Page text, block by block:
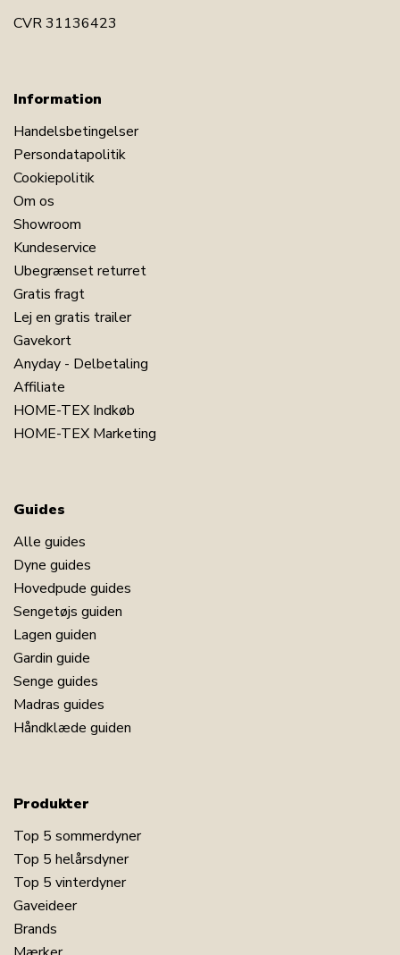
Se vores udvalg af håndklæderpakker
CVR 31136423
Information
Handelsbetingelser
Persondatapolitik
Cookiepolitik
Om os
Showroom
Kundeservice
Ubegrænset returret
Gratis fragt
Lej en gratis trailer
Gavekort
Anyday - Delbetaling
Affiliate
HOME-TEX Indkøb
HOME-TEX Marketing
Guides
Alle guides
Dyne guides
Hovedpude guides
Sengetøjs guiden
Lagen guiden
Gardin guide
Senge guides
Madras guides
Håndklæde guiden
Produkter
Top 5 sommerdyner
Top 5 helårsdyner
Top 5 vinterdyner
Gaveideer
Brands